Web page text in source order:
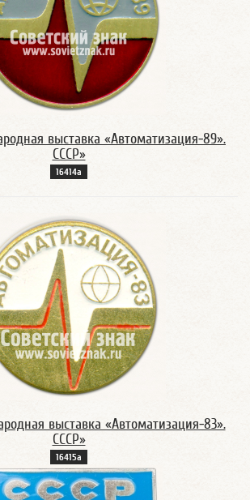
выставка «Автоматизация-89».
СССР»
16414а
выставка «Автоматизация-83».
СССР»
16415а